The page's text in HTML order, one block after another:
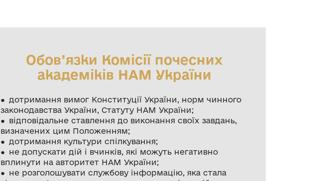
Обов’язки Комісії почесних
академіків НАМ України
● дотримання вимог Конституції України, норм чинного
законодавства України, Статуту НАМ України;
● відповідальне ставлення до виконання своїх завдань,
визначених цим Положенням;
● дотримання культури спілкування;
● не допускати дій і вчинків, які можуть негативно
вплинути на авторитет НАМ України;
● не розголошувати службову інформацію, яка стала